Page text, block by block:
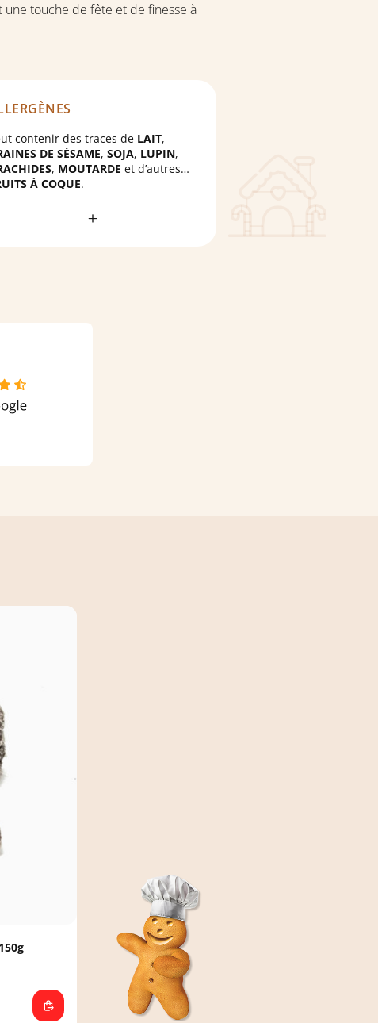
une touche de fête et de finesse à
contenir des traces de LAIT,
DE SÉSAME, SOJA, LUPIN,
, MOUTARDE et d’autres
À COQUE.